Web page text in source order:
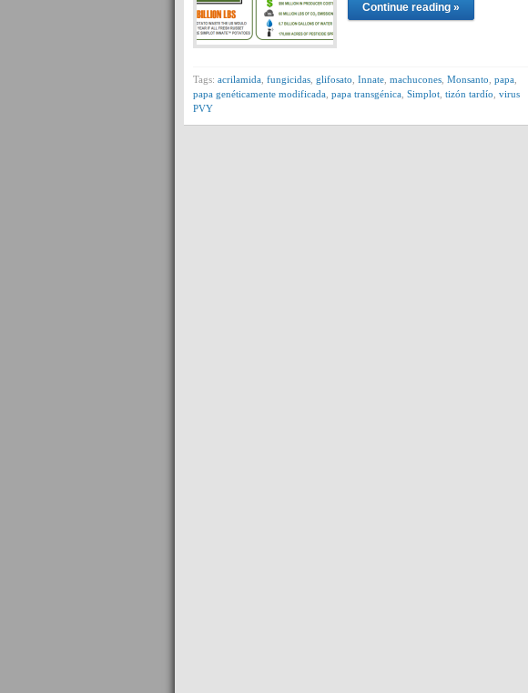
Continue reading »
Tags: acrilamida fungicidas glifosato Innate machucones Monsanto papa
papa genéticamente modificada papa transgénica Simplot tizón tardío virus
PVY